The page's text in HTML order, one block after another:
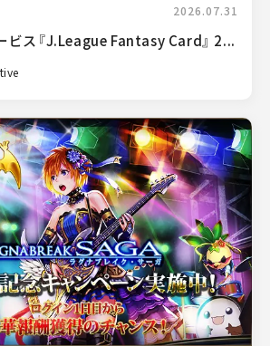
2026.07.31
ビス『J.League Fantasy Card』 2...